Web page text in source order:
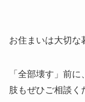
お住まいは大切な
「全部壊す」前
肢もぜひご相談く